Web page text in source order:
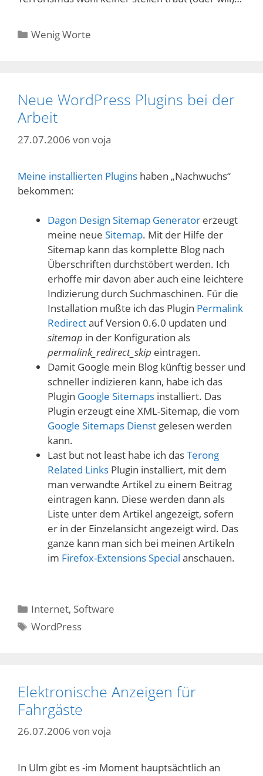
Kategorien
Wenig Worte
Neue WordPress Plugins bei der
Arbeit
27.07.2006 von voja
Meine installierten Plugins haben „Nachwuchs“
bekommen:
Dagon Design Sitemap Generator erzeugt
meine neue Sitemap. Mit der Hilfe der
Sitemap kann das komplette Blog nach
Überschriften durchstöbert werden. Ich
erhoffe mir davon aber auch eine leichtere
Indizierung durch Suchmaschinen. Für die
Installation mußte ich das Plugin Permalink
Redirectauf Version 0.6.0 updaten und
sitemap in der Konfiguration als
permalink_redirect_skip eintragen.
Damit Google mein Blog künftig besser und
schneller indizieren kann, habe ich das
Plugin Google Sitemaps installiert. Das
Plugin erzeugt eine XML-Sitemap, die vom
Google Sitemaps Dienst gelesen werden
kann.
Last but not least habe ich dasTerong
Related Links Plugin installiert, mit dem
man verwandte Artikel zu einem Beitrag
eintragen kann. Diese werden dann als
Liste unter dem Artikel angezeigt, sofern
er in der Einzelansicht angezeigt wird. Das
ganze kann man sich bei meinen Artikeln
im Firefox-Extensions Special anschauen.
Kategorien
Internet, Software
Schlagwörter
WordPress
Elektronische Anzeigen für
Fahrgäste
26.07.2006 von voja
In Ulm gibt es -im Moment hauptsächtlich an